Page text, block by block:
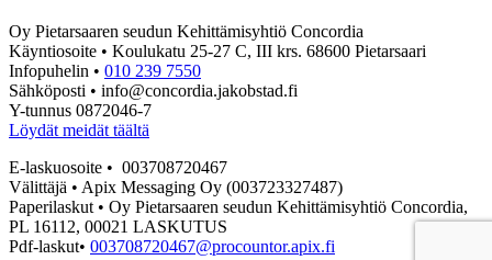
Wednesday-
tapahtumaan
27.11.2024
Oy Pietarsaaren seudun Kehittämisyhtiö Concordia
Käyntiosoite • Koulukatu 25-27 C, III krs. 68600 Pietarsaari
Infopuhelin • 010 239 7550
Sähköposti • info@concordia.jakobstad.fi
Y-tunnus 0872046-7
Löydät meidät täältä
E-laskuosoite • 003708720467
Välittäjä • Apix Messaging Oy (003723327487)
Paperilaskut • Oy Pietarsaaren seudun Kehittämisyhtiö Concordia,
PL 16112, 00021 LASKUTUS
Pdf-laskut• 003708720467@procountor.apix.fi